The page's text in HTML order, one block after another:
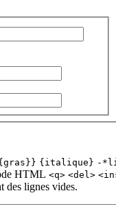
{italique} -
HTML <q> <del>
des lignes vides.